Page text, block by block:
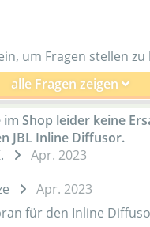
um Fragen stellen zu
alle Fragen zeigen
Shop leider keine
JBL Inline Diffusor.
Apr. 2023
Apr. 2023
für den Inline